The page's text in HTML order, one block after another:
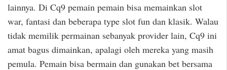
lainnya. Di Cq9 pemain pemain bisa memainkan slot
war, fantasi dan beberapa type slot fun dan klasik. Walau
tidak memilik permainan sebanyak provider lain, Cq9 ini
amat bagus dimainkan, apalagi oleh mereka yang masih
pemula. Pemain bisa bermain dan gunakan bet bersama